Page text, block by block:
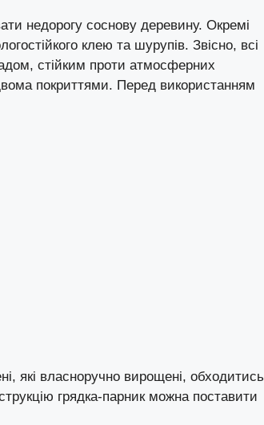
недорогу соснову деревину. Окремі
клею та шурупів. Звісно, всі
стійким проти атмосферних
покриттями. Перед використанням
які власноручно вирощені, обходитись
грядка-парник можна поставити